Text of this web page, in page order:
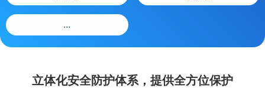
...
立体化安全防护体系，提供全方位保护